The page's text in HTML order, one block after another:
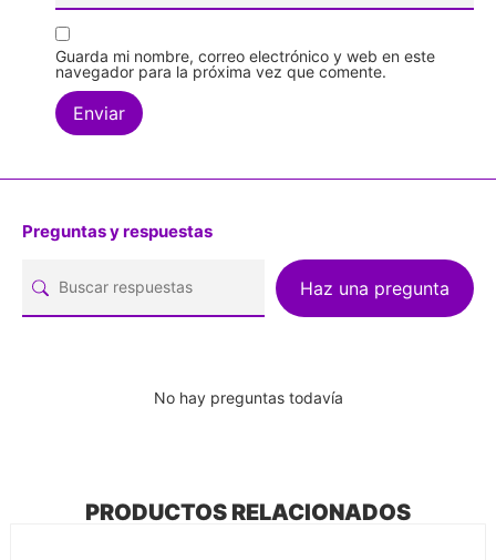
Guarda mi nombre, correo electrónico y web en este
navegador para la próxima vez que comente.
Preguntas y respuestas
Haz una pregunta
No hay preguntas todavía
PRODUCTOS RELACIONADOS